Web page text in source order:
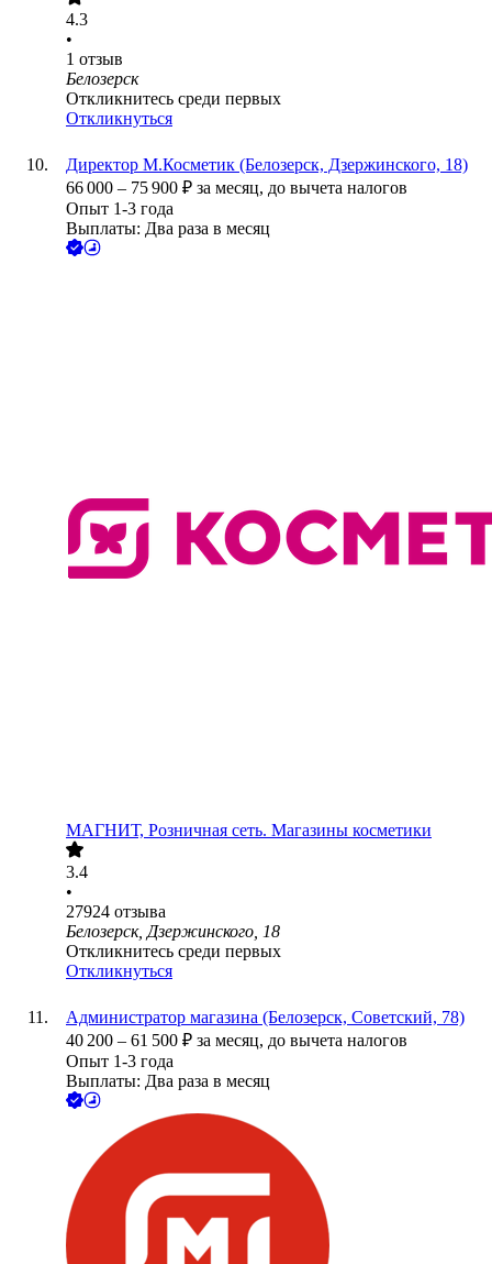
4.3
•
1 отзыв
Белозерск
Откликнитесь среди первых
Откликнуться
Директор М.Косметик (Белозерск, Дзержинского, 18)
66 000 – 75 900 ₽ за месяц, до вычета налогов
Опыт 1-3 года
Выплаты: Два раза в месяц
МАГНИТ, Розничная сеть. Магазины косметики
3.4
•
27924 отзыва
Белозерск, Дзержинского, 18
Откликнитесь среди первых
Откликнуться
Администратор магазина (Белозерск, Советский, 78)
40 200 – 61 500 ₽ за месяц, до вычета налогов
Опыт 1-3 года
Выплаты: Два раза в месяц